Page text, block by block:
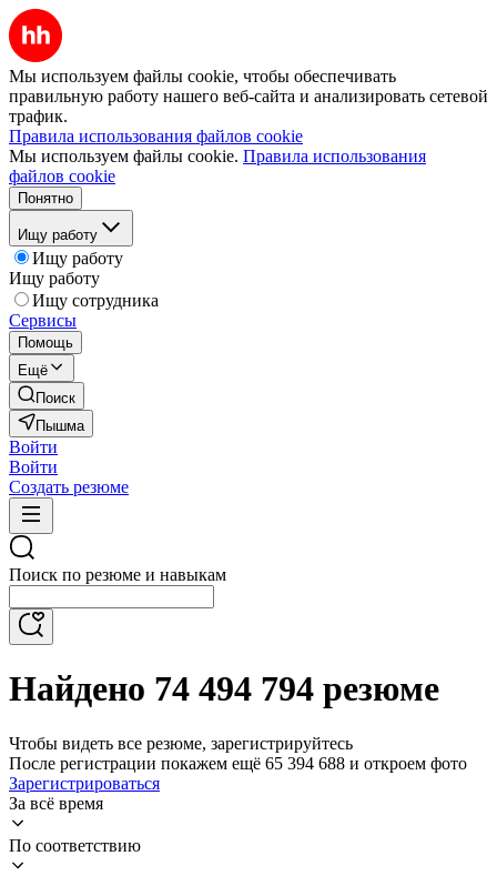
Мы используем файлы cookie, чтобы обеспечивать
правильную работу нашего веб-сайта и анализировать сетевой
трафик.
Правила использования файлов cookie
Мы используем файлы cookie. Правила использования
файлов cookie
Понятно
Ищу работу
Ищу работу
Ищу работу
Ищу сотрудника
Сервисы
Помощь
Ещё
Поиск
Пышма
Войти
Войти
Создать резюме
Поиск по резюме и навыкам
Найдено 74 494 794 резюме
Чтобы видеть все резюме, зарегистрируйтесь
После регистрации покажем ещё 65 394 688 и откроем фото
Зарегистрироваться
За всё время
По соответствию